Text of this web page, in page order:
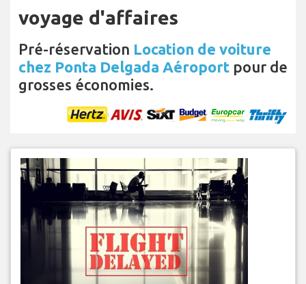
voyage d'affaires
Pré-réservation Location de voiture
chez Ponta Delgada Aéroport pour de
grosses économies.